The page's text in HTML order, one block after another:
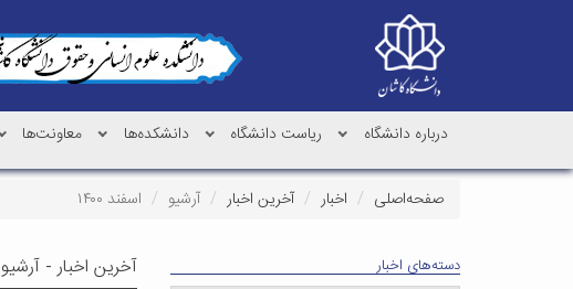
درباره دانشگاه ریاست دانشگاه دانشکده‌ها معاونت‌ها
صفحه‌اصلی اخبار آخرین اخبار آرشیو اسفند ۱۴۰۰
آخرین اخبار - آرشیو دسته‌های اخبار